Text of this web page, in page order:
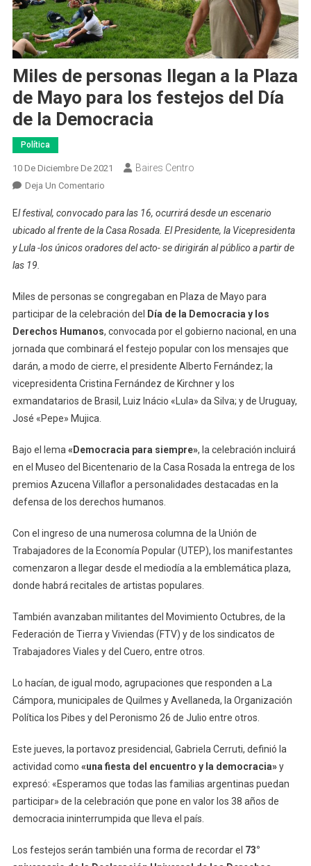
Miles de personas llegan a la Plaza
de Mayo para los festejos del Día
de la Democracia
Política
10 De Diciembre De 2021 Baires Centro
Deja Un ComentarioEn
De
Personas
Llegan
Plaza
De
Mayo
Para
Festejos
Democracia
El festival, convocado para las 16, ocurrirá desde un escenario
ubicado al frente de la Casa Rosada. El Presidente, la Vicepresidenta
y Lula -los únicos oradores del acto- se dirigirán al público a partir de
las 19.
Miles de personas se congregaban en Plaza de Mayo para
participar de la celebración del
Día de la Democracia y los
Derechos Humanos, convocada por el gobierno nacional, en una
jornada que combinará el festejo popular con los mensajes que
darán, a modo de cierre, el presidente Alberto Fernández; la
vicepresidenta Cristina Fernández de Kirchner y los
exmandatarios de Brasil, Luiz Inácio «Lula» da Silva; y de Uruguay,
José «Pepe» Mujica.
Bajo el lema «Democracia para siempre», la celebración incluirá
en el Museo del Bicentenario de la Casa Rosada la entrega de los
premios Azucena Villaflor a personalidades destacadas en la
defensa de los derechos humanos.
Con el ingreso de una numerosa columna de la Unión de
Trabajadores de la Economía Popular (UTEP), los manifestantes
comenzaron a llegar desde el mediodía a la emblemática plaza,
donde habrá recitales de artistas populares.
También avanzaban militantes del Movimiento Octubres, de la
Federación de Tierra y Viviendas (FTV) y de los sindicatos de
Trabajadores Viales y del Cuero, entre otros.
Lo hacían, de igual modo, agrupaciones que responden a La
Cámpora, municipales de Quilmes y Avellaneda, la Organización
Política los Pibes y del Peronismo 26 de Julio entre otros.
Este jueves, la portavoz presidencial, Gabriela Cerruti, definió la
actividad como «una fiesta del encuentro y la democracia»y
expresó: «Esperamos que todas las familias argentinas puedan
participar» de la celebración que pone en valor los 38 años de
democracia ininterrumpida que lleva el país.
Los festejos serán también una forma de recordar el 73°